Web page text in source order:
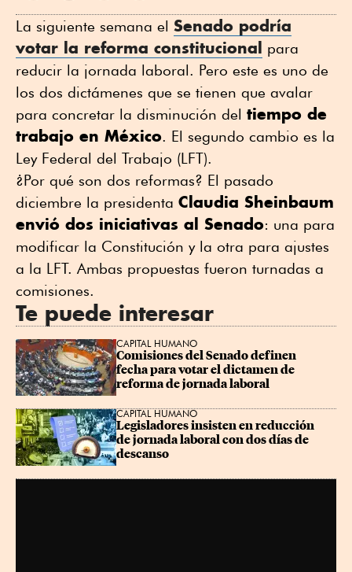
La siguiente semana el Senado podría
votar la reforma constitucional para
reducir la jornada laboral. Pero este es uno de
los dos dictámenes que se tienen que avalar
para concretar la disminución del tiempo de
trabajo en México. El segundo cambio es la
Ley Federal del Trabajo (LFT).
¿Por qué son dos reformas? El pasado
diciembre la presidenta Claudia Sheinbaum
envió dos iniciativas al Senado: una para
modificar la Constitución y la otra para ajustes
a la LFT. Ambas propuestas fueron turnadas a
comisiones.
Te puede interesar
CAPITAL HUMANO
Comisiones del Senado definen
fecha para votar el dictamen de
reforma de jornada laboral
CAPITAL HUMANO
Legisladores insisten en reducción
de jornada laboral con dos días de
descanso